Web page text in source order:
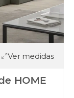
Ver medidas
HOME